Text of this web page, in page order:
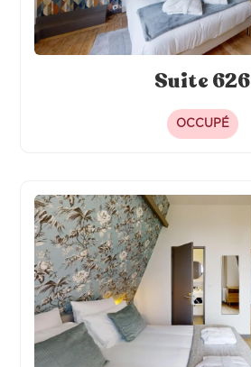
Frigo individuel
Suite 626
OCCUPÉ